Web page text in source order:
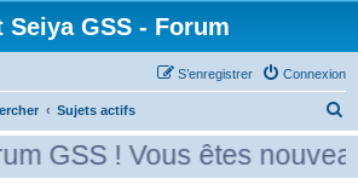
Seiya GSS - Forum
Connexion
S’enregistrer
Sujets actifs
e
c
GSS ! Vous êtes